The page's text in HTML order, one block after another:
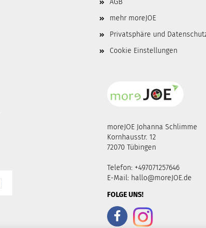
AGB
mehr moreJOE
Privatsphäre und
Cookie Einstellungen
moreJOE Johanna Schlimme
Kornhausstr. 12
72070 Tübingen
Telefon: +497071257646
E-Mail: hallo@moreJOE.de
FOLGE UNS!